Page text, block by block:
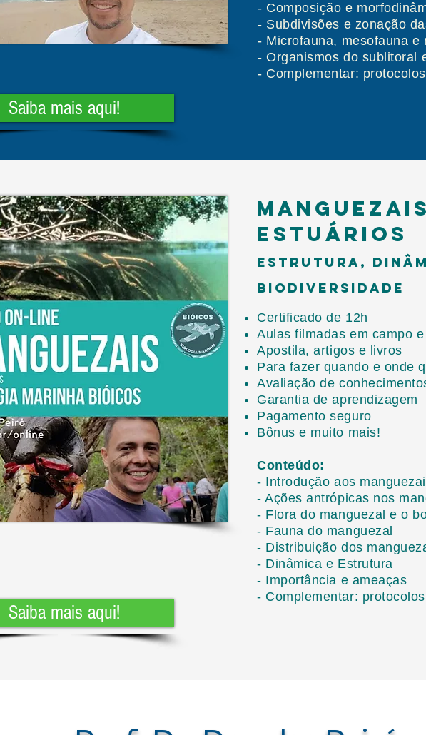
- Composição e
- Subdivisões e zonação
- Microfauna, mesofauna e
- Organismos do sublitoral
- Complementar:
Saiba mais aqui!
Saiba mais aqui!
estuários
Estrutura,
Biodiversidade
Certificado de 12h
Aulas filmadas em campo
Apostila, artigos e livros
Para fazer quando e onde
Avaliação de
Garantia de aprendizagem
Pagamento seguro
Bônus e muito mais!
Conteúdo:
- Introdução aos
- Ações antrópicas nos
- Flora do manguezal e o
- Fauna do manguezal
- Distribuição dos
- Dinâmica e Estrutura
- Importância e ameaças
- Complementar: